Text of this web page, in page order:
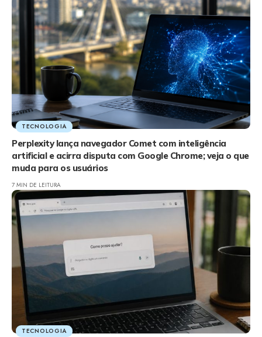
TECNOLOGIA
Perplexity lança navegador Comet com inteligência
artificial e acirra disputa com Google Chrome; veja o que
muda para os usuários
7 MIN DE LEITURA
TECNOLOGIA